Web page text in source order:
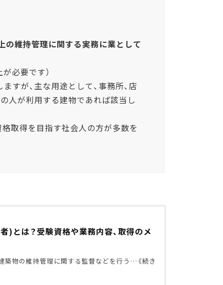
の維持管理に関する実務に業として
必要です）
すが、主な用途として、事務所、店
人が利用する建物であれば該当し
取得を目指す社会人の方が多数を
)とは？受験資格や業務内容、取得のメ
築物の維持管理に関する監督などを行う